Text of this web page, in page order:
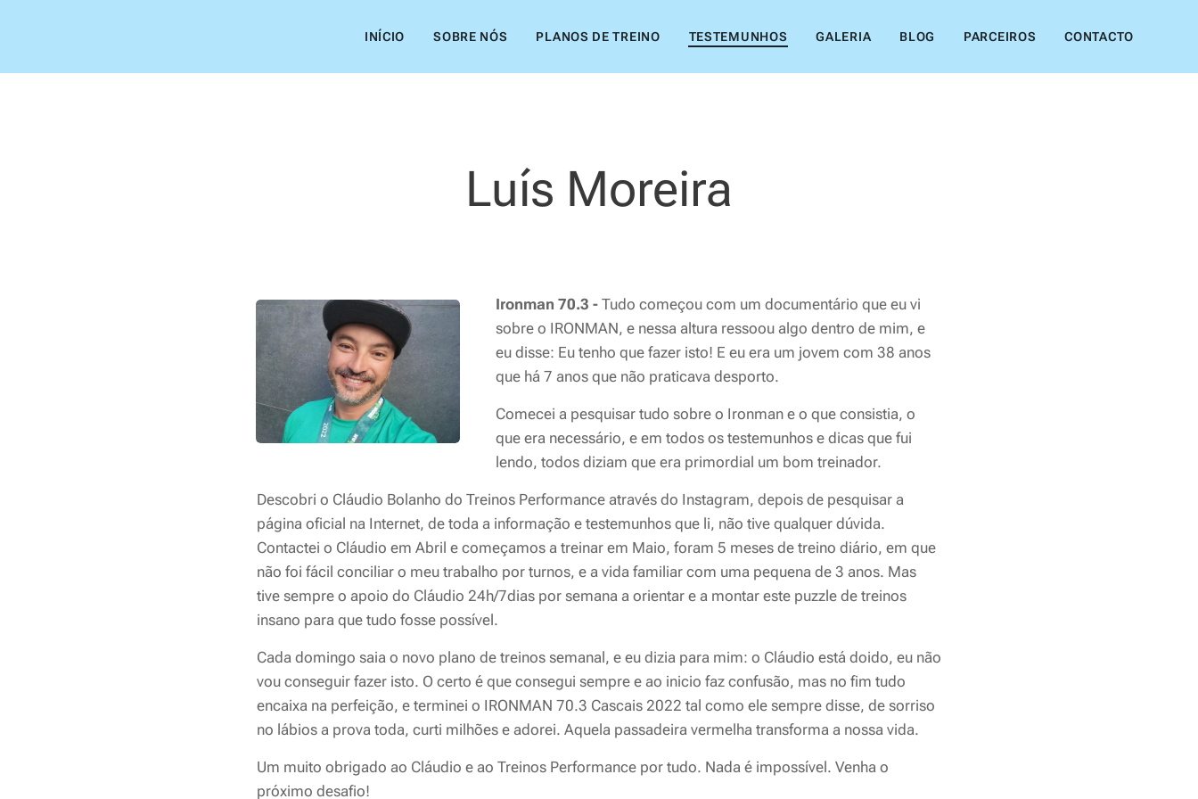
INÍCIO SOBRE NÓS PLANOS DE TREINO TESTEMUNHOS GALERIA BLOG PARCEIROS CONTACTO
Luís Moreira
Ironman 70.3 - Tudo começou com um documentário que eu vi
sobre o IRONMAN, e nessa altura ressoou algo dentro de mim, e
eu disse: Eu tenho que fazer isto! E eu era um jovem com 38 anos
que há 7 anos que não praticava desporto.
Comecei a pesquisar tudo sobre o Ironman e o que consistia, o
que era necessário, e em todos os testemunhos e dicas que fui
lendo, todos diziam que era primordial um bom treinador.
Descobri o Cláudio Bolanho do Treinos Performance através do Instagram, depois de pesquisar a
página oficial na Internet, de toda a informação e testemunhos que li, não tive qualquer dúvida.
Contactei o Cláudio em Abril e começamos a treinar em Maio, foram 5 meses de treino diário, em que
não foi fácil conciliar o meu trabalho por turnos, e a vida familiar com uma pequena de 3 anos. Mas
tive sempre o apoio do Cláudio 24h/7dias por semana a orientar e a montar este puzzle de treinos
insano para que tudo fosse possível.
Cada domingo saia o novo plano de treinos semanal, e eu dizia para mim: o Cláudio está doido, eu não
vou conseguir fazer isto. O certo é que consegui sempre e ao inicio faz confusão, mas no fim tudo
encaixa na perfeição, e terminei o IRONMAN 70.3 Cascais 2022 tal como ele sempre disse, de sorriso
no lábios a prova toda, curti milhões e adorei. Aquela passadeira vermelha transforma a nossa vida.
Um muito obrigado ao Cláudio e ao Treinos Performance por tudo. Nada é impossível. Venha o
próximo desafio!